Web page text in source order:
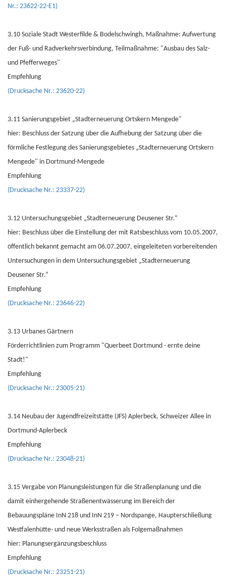
Nr.: 23622-22-E1)
3.10 Soziale Stadt Westerfilde & Bodelschwingh, Maßnahme: Aufwertung
der Fuß- und Radverkehrsverbindung, Teilmaßnahme: "Ausbau des Salz-
und Pfefferweges"
Empfehlung
(Drucksache Nr.: 23620-22)
3.11 Sanierungsgebiet „Stadterneuerung Ortskern Mengede"
hier: Beschluss der Satzung über die Aufhebung der Satzung über die
förmliche Festlegung des Sanierungsgebietes „Stadterneuerung Ortskern
Mengede" in Dortmund-Mengede
Empfehlung
(Drucksache Nr.: 23337-22)
3.12 Untersuchungsgebiet „Stadterneuerung Deusener Str.“
hier: Beschluss über die Einstellung der mit Ratsbeschluss vom 10.05.2007,
öffentlich bekannt gemacht am 06.07.2007, eingeleiteten vorbereitenden
Untersuchungen in dem Untersuchungsgebiet „Stadterneuerung
Deusener Str.“
Empfehlung
(Drucksache Nr.: 23646-22)
3.13 Urbanes Gärtnern
Förderrichtlinien zum Programm "Querbeet Dortmund - ernte deine
Stadt!"
Empfehlung
(Drucksache Nr.: 23005-21)
3.14 Neubau der Jugendfreizeitstätte (JFS) Aplerbeck, Schweizer Allee in
Dortmund-Aplerbeck
Empfehlung
(Drucksache Nr.: 23048-21)
3.15 Vergabe von Planungsleistungen für die Straßenplanung und die
damit einhergehende Straßenentwässerung im Bereich der
Bebauungspläne InN 218 und InN 219 – Nordspange, Haupterschließung
Westfalenhütte- und neue Werksstraßen als Folgemaßnahmen
hier: Planungsergänzungsbeschluss
Empfehlung
(Drucksache Nr.: 23251-21)